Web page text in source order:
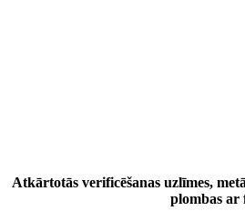
Atkārtotās verificēšanas uzlīmes,
plombas ar